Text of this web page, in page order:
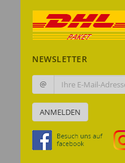
NEWSLETTER
@
ANMELDEN